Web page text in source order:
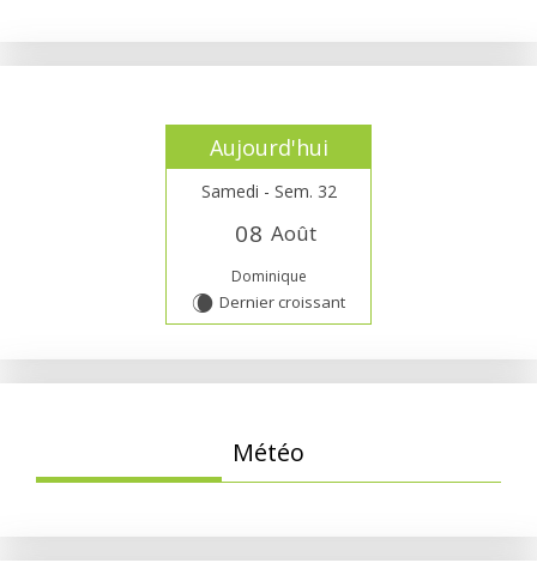
Aujourd'hui
Samedi - Sem. 32
08 Août
Dominique
W Dernier croissant
Météo